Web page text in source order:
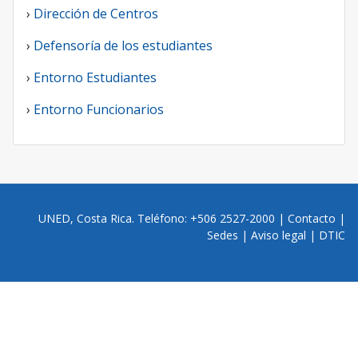
› Dirección de Centros
› Defensoría de los estudiantes
› Entorno Estudiantes
› Entorno Funcionarios
UNED, Costa Rica. Teléfono: +506 2527-2000 | Contacto |
Sedes | Aviso legal | DTIC